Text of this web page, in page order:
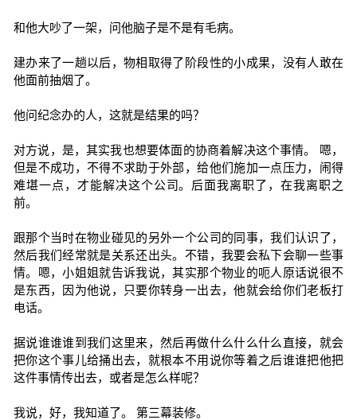
和他大吵了一架，问他脑子是不是有毛病。
建办来了一趟以后，物相取得了阶段性的小成果，没有人敢在
他面前抽烟了。
他问纪念办的人，这就是结果的吗？
对方说，是，其实我也想要体面的协商着解决这个事情。 嗯，
但是不成功，不得不求助于外部，给他们施加一点压力，闹得
难堪一点，才能解决这个公司。后面我离职了，在我离职之
前。
跟那个当时在物业碰见的另外一个公司的同事，我们认识了，
然后我们经常就是关系还出头。不错，我要会私下会聊一些事
情。嗯，小姐姐就告诉我说，其实那个物业的呃人原话说很不
是东西，因为他说，只要你转身一出去，他就会给你们老板打
电话。
据说谁谁谁到我们这里来，然后再做什么什么什么直接，就会
把你这个事儿给捅出去，就根本不用说你等着之后谁谁把他把
这件事情传出去，或者是怎么样呢？
我说，好，我知道了。 第三幕装修。